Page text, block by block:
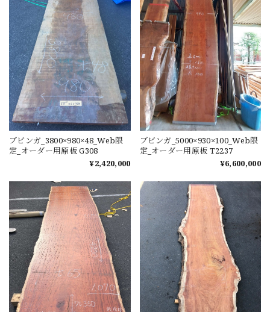
ブビンガ_3800×980×48_Web限
定_オーダー用原板 G308
¥2,420,000
ブビンガ_5000×930×100_Web限
定_オーダー用原板 T2237
¥6,600,000